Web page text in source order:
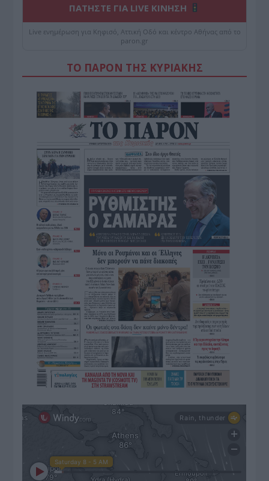
ΠΑΤΗΣΤΕ ΓΙΑ LIVE ΚΙΝΗΣΗ
Live ενημέρωση για Κηφισό, Αττική Οδό και κέντρο Αθήνας από το
paron.gr
ΤΟ ΠΑΡΟΝ ΤΗΣ ΚΥΡΙΑΚΗΣ